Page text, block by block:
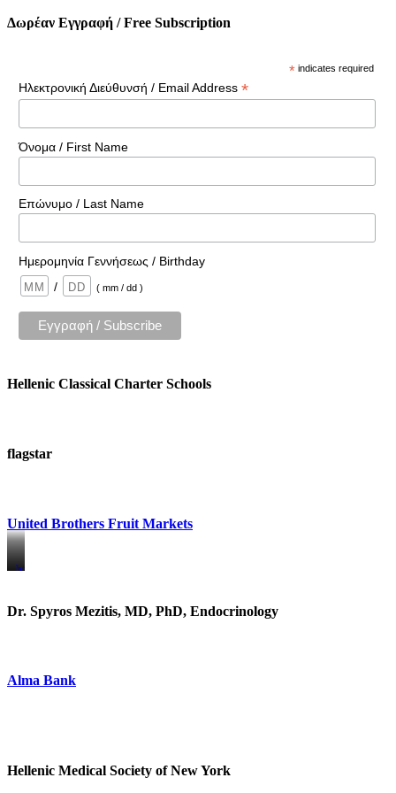
Δωρέαν Εγγραφή / Free Subscription
* indicates required
Ηλεκτρονική Διεύθυνσή / Email Address *
Όνομα / First Name
Επώνυμο / Last Name
Ημερομηνία Γεννήσεως / Birthday
/
( mm / dd )
Hellenic Classical Charter Schools
flagstar
United Brothers Fruit Markets
https://www.unitedbrothersfruitmarkets.com/
https://www.unitedbrothersfruitmarkets.com/
Dr. Spyros Mezitis, MD, PhD, Endocrinology
Alma Bank
Hellenic Medical Society of New York